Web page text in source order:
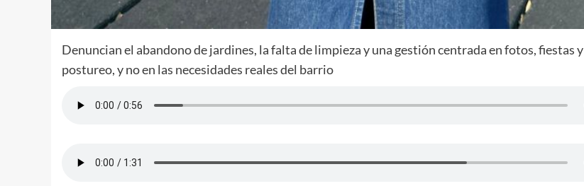
Denuncian el abandono de jardines, la falta de limpieza y una gestión centrada en fotos, fiestas y
postureo, y no en las necesidades reales del barrio